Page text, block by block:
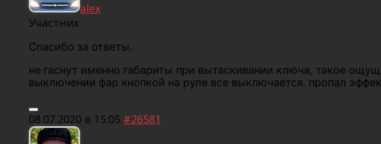
alex
Участник
Спасибо за ответы.
не гаснут именно габариты при вытаскивании ключа, такое
выключении фар кнопкой на руле все выключается. пропал
08.07.2020 в 15:05 #26581